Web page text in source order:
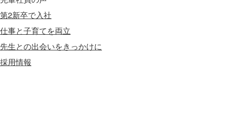
第2新卒で入社
仕事と子育てを両立
先生との出会いをきっかけに
採用情報